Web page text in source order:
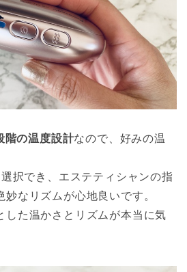
階の温度設計なので、好みの温
選択でき、エステティシャンの指
なリズムが心地良いです。
した温かさとリズムが本当に気